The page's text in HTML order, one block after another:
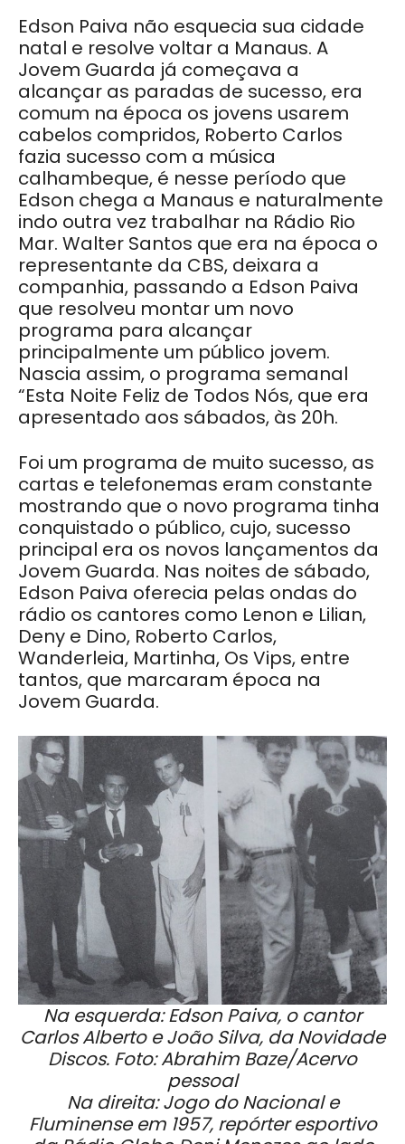
Edson Paiva não esquecia sua cidade
natal e resolve voltar a Manaus. A
Jovem Guarda já começava a
alcançar as paradas de sucesso, era
comum na época os jovens usarem
cabelos compridos, Roberto Carlos
fazia sucesso com a música
calhambeque, é nesse período que
Edson chega a Manaus e naturalmente
indo outra vez trabalhar na Rádio Rio
Mar. Walter Santos que era na época o
representante da CBS, deixara a
companhia, passando a Edson Paiva
que resolveu montar um novo
programa para alcançar
principalmente um público jovem.
Nascia assim, o programa semanal
“Esta Noite Feliz de Todos Nós, que era
apresentado aos sábados, às 20h.
Foi um programa de muito sucesso, as
cartas e telefonemas eram constante
mostrando que o novo programa tinha
conquistado o público, cujo, sucesso
principal era os novos lançamentos da
Jovem Guarda. Nas noites de sábado,
Edson Paiva oferecia pelas ondas do
rádio os cantores como Lenon e Lilian,
Deny e Dino, Roberto Carlos,
Wanderleia, Martinha, Os Vips, entre
tantos, que marcaram época na
Jovem Guarda.
Na esquerda: Edson Paiva, o cantor
Carlos Alberto e João Silva, da Novidade
Discos. Foto: Abrahim Baze/Acervo
pessoal
Na direita: Jogo do Nacional e
Fluminense em 1957, repórter esportivo